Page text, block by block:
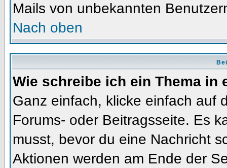
Mails von unbekannten
Nach oben
Wie schreibe ich ein Thema in
Ganz einfach, klicke einfach auf
Forums- oder Beitragsseite. Es
musst, bevor du eine Nachricht
Aktionen werden am Ende der